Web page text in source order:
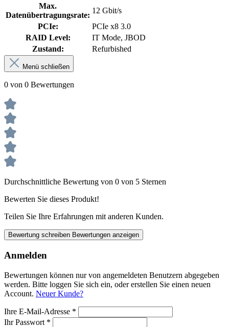
Max.
Datenübertragungsrate:
12 Gbit/s
PCIe:
PCIe x8 3.0
RAID Level:
IT Mode, JBOD
Zustand:
Refurbished
Menü schließen
0 von 0 Bewertungen
Durchschnittliche Bewertung von 0 von 5 Sternen
Bewerten Sie dieses Produkt!
Teilen Sie Ihre Erfahrungen mit anderen Kunden.
Bewertung schreiben Bewertungen anzeigen
Anmelden
Bewertungen können nur von angemeldeten Benutzern abgegeben
werden. Bitte loggen Sie sich ein, oder erstellen Sie einen neuen
Account. Neuer Kunde?
Ihre E-Mail-Adresse *
Ihr Passwort *